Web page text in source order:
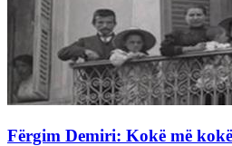
Fërgim Demiri: Kokë më